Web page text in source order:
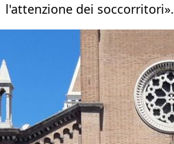
l'attenzione dei soccorritori».